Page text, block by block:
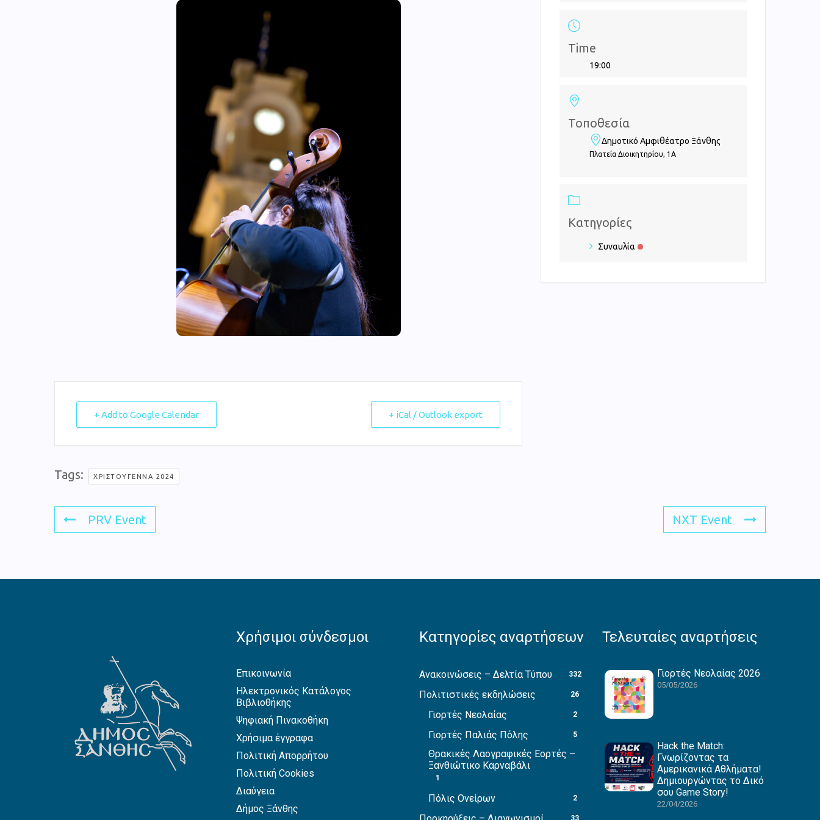
+ Add to Google Calendar + iCal / Outlook export
Tags: ΧΡΙΣΤΟΎΓΕΝΝΑ 2024
Time
19:00
Τοποθεσία
Δημοτικό Αμφιθέατρο Ξάνθης
Πλατεία Διοικητηρίου, 1Α
Κατηγορίες
Συναυλία
PRV Event NXT Event
Χρήσιμοι σύνδεσμοι
Επικοινωνία
Ηλεκτρονικός Κατάλογος
Βιβλιοθήκης
Ψηφιακή Πινακοθήκη
Χρήσιμα έγγραφα
Πολιτική Απορρήτου
Πολιτική Cookies
Διαύγεια
Δήμος Ξάνθης
Κατηγορίες αναρτήσεων
Ανακοινώσεις – Δελτία Τύπου 332
Πολιτιστικές εκδηλώσεις 26
Γιορτές Νεολαίας 2
Γιορτές Παλιάς Πόλης 5
Θρακικές Λαογραφικές Εορτές –
Ξανθιώτικο Καρναβάλι
1
Πόλις Ονείρων 2
33
Τελευταίες αναρτήσεις
Γιορτές Νεολαίας 2026
05/05/2026
Hack the Match:
Γνωρίζοντας τα
Αμερικανικά Αθλήματα!
Δημιουργώντας το Δικό
σου Game Story!
22/04/2026